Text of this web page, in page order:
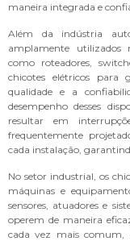
maneira integrada e
Além da indústria
amplamente utilizados
como roteadores,
chicotes elétricos para
qualidade e a
desempenho desses
resultar em
frequentemente
cada instalação,
No setor industrial, os
máquinas e
sensores, atuadores e
operem de maneira
cada vez mais comum,